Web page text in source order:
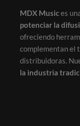
MDX Musices
potenciar la
ofreciendo
complementan el
distribuidoras.
la industria